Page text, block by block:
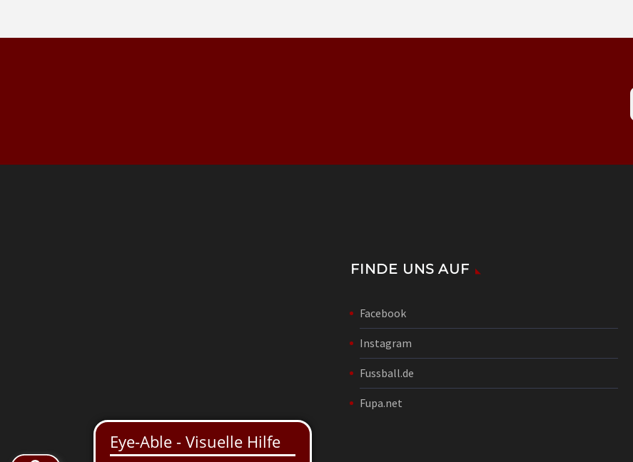
FINDE UNS AUF
Facebook
Instagram
Fussball.de
Fupa.net